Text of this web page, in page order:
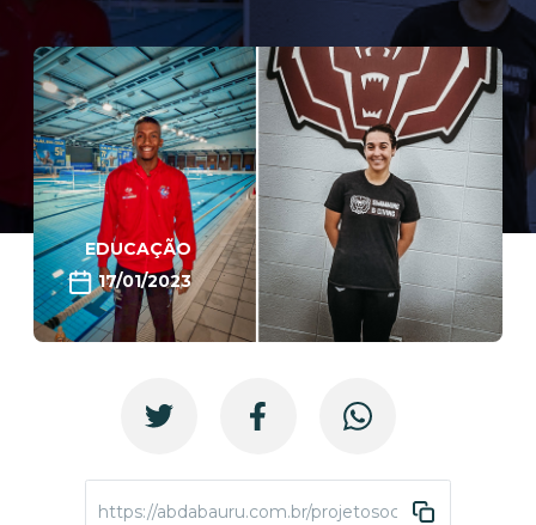
EDUCAÇÃO
17/01/2023
https://abdabauru.com.br/projetosocial-